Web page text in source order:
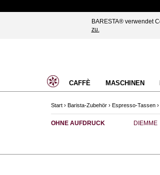
BARESTA® verwendet
zu.
CAFFÈ MASCHINEN
Start › Barista-Zubehör › Espresso-Tassen ›
OHNE AUFDRUCK DIEMME